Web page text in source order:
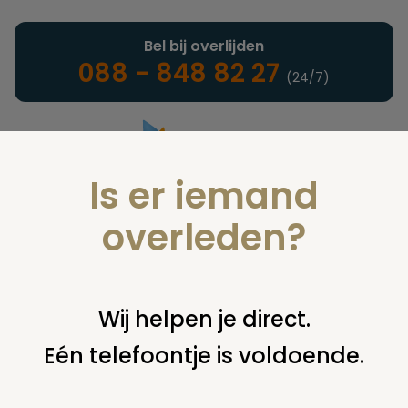
Landelijke uitvaartonderneming
Bel bij overlijden
088 - 848 82 27 (24/7)
U bent hier: home nieuws & agenda nieuws video:
crematorium goes wordt derde in zeeland
Is er iemand
overleden?
Wij helpen je direct.
Eén telefoontje is voldoende.